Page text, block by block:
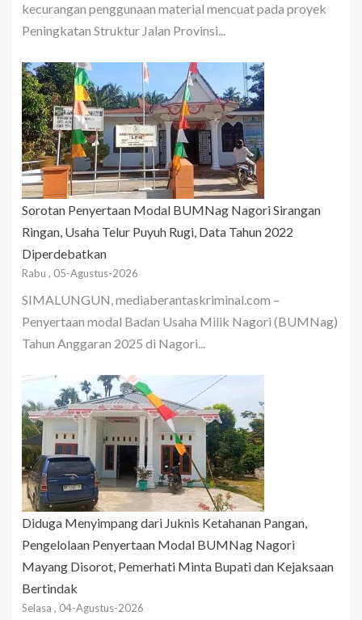
kecurangan penggunaan material mencuat pada proyek
Peningkatan Struktur Jalan Provinsi...
Sorotan Penyertaan Modal BUMNag Nagori Sirangan
Ringan, Usaha Telur Puyuh Rugi, Data Tahun 2022
Diperdebatkan
Rabu , 05-Agustus-2026
SIMALUNGUN, mediaberantaskriminal.com –
Penyertaan modal Badan Usaha Milik Nagori (BUMNag)
Tahun Anggaran 2025 di Nagori...
Diduga Menyimpang dari Juknis Ketahanan Pangan,
Pengelolaan Penyertaan Modal BUMNag Nagori
Mayang Disorot, Pemerhati Minta Bupati dan Kejaksaan
Bertindak
Selasa , 04-Agustus-2026